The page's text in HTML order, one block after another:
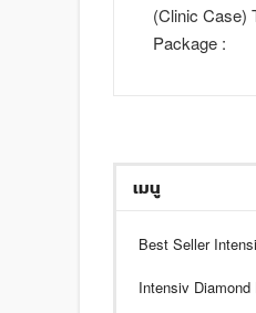
(Clinic Case)
Package :
เมนู
Best Seller
Intensiv Diamond